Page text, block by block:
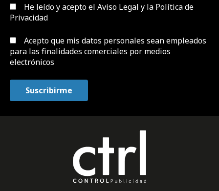
He leído y acepto el Aviso Legal y la Política de
Privacidad
Acepto que mis datos personales sean empleados
para las finalidades comerciales por medios
electrónicos